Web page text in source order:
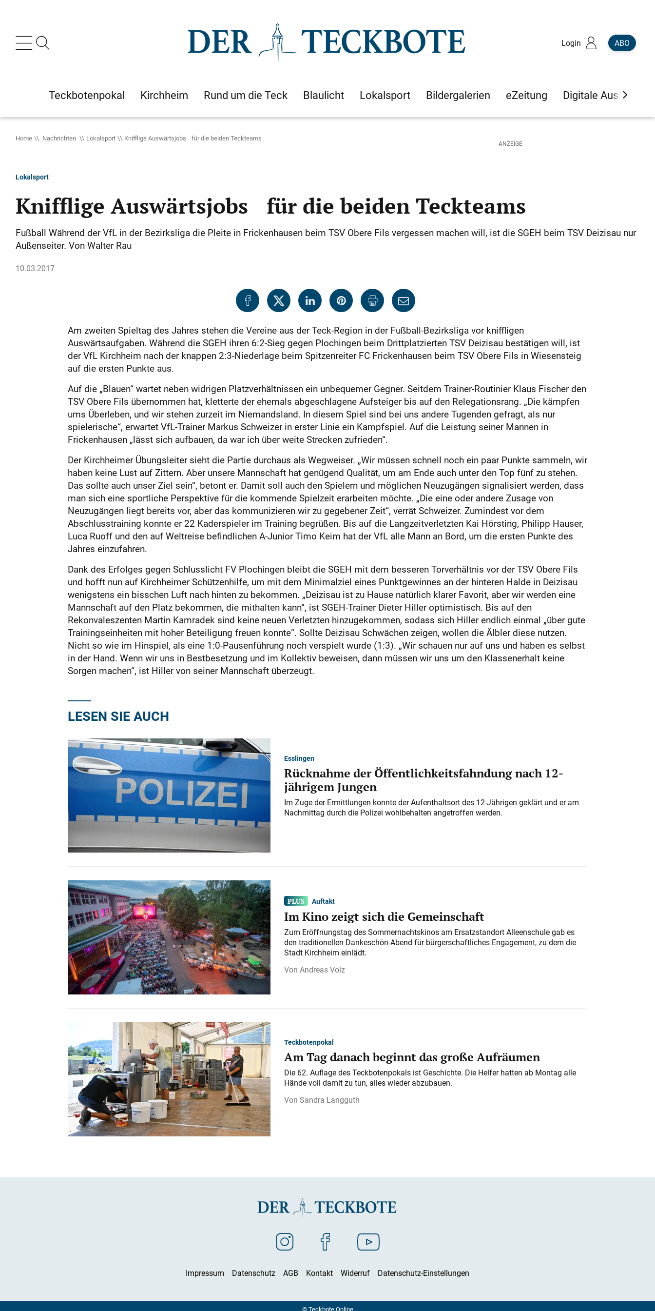
Login ABO
Teckbotenpokal Kirchheim Rund um die Teck Blaulicht Lokalsport Bildergalerien eZeitung Digitale Ausgaben
Home Nachrichten Lokalsport Knifflige Auswärtsjobs für die beiden Teckteams
Lokalsport
Knifflige Auswärtsjobs für die beiden Teckteams
Fußball Während der VfL in der Bezirksliga die Pleite in Frickenhausen beim TSV Obere Fils vergessen machen will, ist die SGEH beim TSV Deizisau nur
Außenseiter. Von Walter Rau
10.03.2017
Am zweiten Spieltag des Jahres stehen die Vereine aus der Teck-Region in der Fußball-Bezirksliga vor kniffligen
Auswärtsaufgaben. Während die SGEH ihren 6:2-Sieg gegen Plochingen beim Drittplatzierten TSV Deizisau bestätigen will, ist
der VfL Kirchheim nach der knappen 2:3-Niederlage beim Spitzenreiter FC Frickenhausen beim TSV Obere Fils in Wiesensteig
auf die ersten Punkte aus.
Auf die „Blauen“ wartet neben widrigen Platzverhältnissen ein unbequemer Gegner. Seitdem Trainer-Routinier Klaus Fischer den
TSV Obere Fils übernommen hat, kletterte der ehemals abgeschlagene Aufsteiger bis auf den Relegationsrang. „Die kämpfen
ums Überleben, und wir stehen zurzeit im Niemandsland. In diesem Spiel sind bei uns andere Tugenden gefragt, als nur
spielerische“, erwartet VfL-Trainer Markus Schweizer in erster Linie ein Kampfspiel. Auf die Leistung seiner Mannen in
Frickenhausen „lässt sich aufbauen, da war ich über weite Strecken zufrieden“.
Der Kirchheimer Übungsleiter sieht die Partie durchaus als Wegweiser. „Wir müssen schnell noch ein paar Punkte sammeln, wir
haben keine Lust auf Zittern. Aber unsere Mannschaft hat genügend Qualität, um am Ende auch unter den Top fünf zu stehen.
Das sollte auch unser Ziel sein“, betont er. Damit soll auch den Spielern und möglichen Neuzugängen signalisiert werden, dass
man sich eine sportliche Perspektive für die kommende Spielzeit erarbeiten möchte. „Die eine oder andere Zusage von
Neuzugängen liegt bereits vor, aber das kommunizieren wir zu gegebener Zeit“, verrät Schweizer. Zumindest vor dem
Abschlusstraining konnte er 22 Kaderspieler im Training begrüßen. Bis auf die Langzeitverletzten Kai Hörsting, Philipp Hauser,
Luca Ruoff und den auf Weltreise befindlichen A-Junior Timo Keim hat der VfL alle Mann an Bord, um die ersten Punkte des
Jahres einzufahren.
Dank des Erfolges gegen Schlusslicht FV Plochingen bleibt die SGEH mit dem besseren Torverhältnis vor der TSV Obere Fils
und hofft nun auf Kirchheimer Schützenhilfe, um mit dem Minimalziel eines Punktgewinnes an der hinteren Halde in Deizisau
wenigstens ein bisschen Luft nach hinten zu bekommen. „Deizisau ist zu Hause natürlich klarer Favorit, aber wir werden eine
Mannschaft auf den Platz bekommen, die mithalten kann“, ist SGEH-Trainer Dieter Hiller optimistisch. Bis auf den
Rekonvaleszenten Martin Kamradek sind keine neuen Verletzten hinzugekommen, sodass sich Hiller endlich einmal „über gute
Trainingseinheiten mit hoher Beteiligung freuen konnte“. Sollte Deizisau Schwächen zeigen, wollen die Älb­ler diese nutzen.
Nicht so wie im Hinspiel, als eine 1:0-Pausenführung noch verspielt wurde (1:3). „Wir schauen nur auf uns und haben es selbst
in der Hand. Wenn wir uns in Bestbesetzung und im Kollektiv beweisen, dann müssen wir uns um den Klassenerhalt keine
Sorgen machen“, ist Hiller von seiner Mannschaft überzeugt.
LESEN SIE AUCH
Esslingen
Rücknahme der Öffentlichkeitsfahndung nach 12-
jährigem Jungen
Im Zuge der Ermittlungen konnte der Aufenthaltsort des 12-Jährigen geklärt und er am
Nachmittag durch die Polizei wohlbehalten angetroffen werden.
Auftakt
Im Kino zeigt sich die Gemeinschaft
Zum Eröffnungstag des Sommernachtskinos am Ersatzstandort Alleenschule gab es
den traditionellen Dankeschön-Abend für bürgerschaftliches Engagement, zu dem die
Stadt Kirchheim einlädt.
Andreas Volz
Teckbotenpokal
Am Tag danach beginnt das große Aufräumen
Die 62. Auflage des Teckbotenpokals ist Geschichte. Die Helfer hatten ab Montag alle
Hände voll damit zu tun, alles wieder abzubauen.
Sandra Langguth
Impressum Datenschutz AGB Kontakt Widerruf Datenschutz-Einstellungen
© Teckbote Online